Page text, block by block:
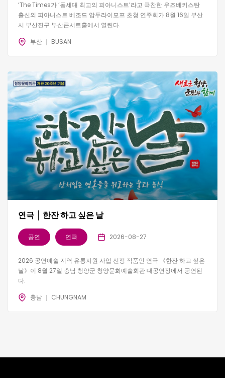
‘The Times가 ‘동세대 최고의 피아니스트’라고 극찬한 우즈베키스탄
출신의 피아니스트 베조드 압두라이모프 초청 연주회가 8월 16일 부산
시 부산진구 부산콘서트홀에서 열린다.
부산 ｜ BUSAN
연극 │ 한잔 하고 싶은 날
공연 연극 2026-08-27
2026 공연예술 지역 유통지원 사업 선정 작품인 연극 《한잔 하고 싶은
날》이 8월 27일 충남 청양군 청양문화예술회관 대공연장에서 공연된
다.
충남 ｜ CHUNGNAM